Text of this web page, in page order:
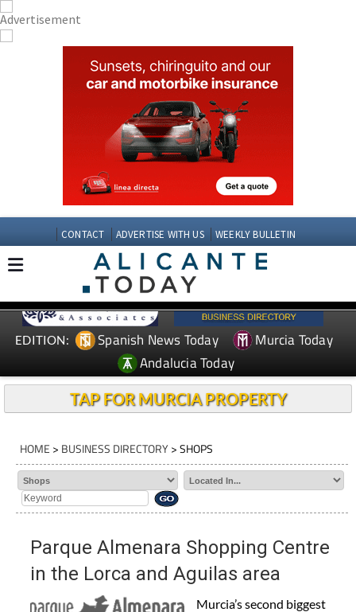
CONTACT ADVERTISE WITH US WEEKLY BULLETIN
EDITION: Spanish News Today
Murcia Today
Andalucia Today
TAP FOR MURCIA PROPERTY
HOME > BUSINESS DIRECTORY> SHOPS
Parque Almenara Shopping Centre
in the Lorca and Aguilas area
Murcia’s second biggest